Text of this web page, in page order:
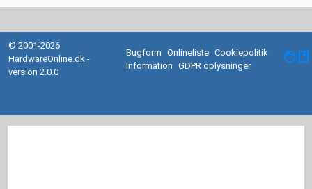
© 2001-2026
HardwareOnline.dk -
version 2.0.0
Bugform Onlineliste Cookiepolitik
Information
GDPR oplysninger facebook